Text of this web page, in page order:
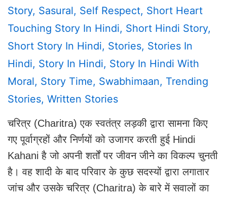
Story, Sasural, Self Respect, Short Heart
Touching Story In Hindi, Short Hindi Story,
Short Story In Hindi, Stories, Stories In
Hindi, Story In Hindi, Story In Hindi With
Moral, Story Time, Swabhimaan, Trending
Stories, Written Stories
चरित्र (Charitra) एक स्वतंत्र लड़की द्वारा सामना किए
गए पूर्वाग्रहों और निर्णयों को उजागर करती हुई Hindi
Kahani है जो अपनी शर्तों पर जीवन जीने का विकल्प चुनती
है। वह शादी के बाद परिवार के कुछ सदस्यों द्वारा लगातार
जांच और उसके चरित्र (Charitra) के बारे में सवालों का